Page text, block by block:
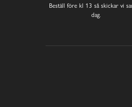
Beställ före kl 13 så skickar vi
dag.